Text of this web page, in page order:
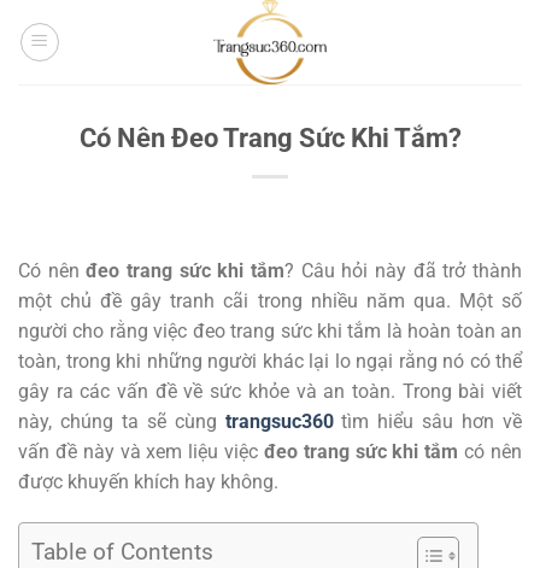
qua
Có Nên Đeo Trang Sức Khi Tắm?
Có nênđeo trang sức khi tắm? Câu hỏi này đã trở thành
một chủ đề gây tranh cãi trong nhiều năm qua. Một số
người cho rằng việc đeo trang sức khi tắm là hoàn toàn an
toàn, trong khi những người khác lại lo ngại rằng nó có thể
gây ra các vấn đề về sức khỏe và an toàn. Trong bài viết
này, chúng ta sẽ cùng trangsuc360tìm hiểu sâu hơn về
vấn đề này và xem liệu việc đeo trang sức khi tắm có nên
được khuyến khích hay không.
Table of Contents